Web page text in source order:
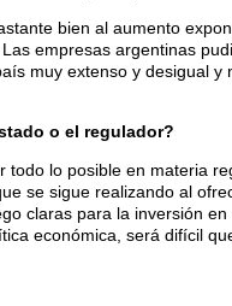
bien al aumento
empresas argentinas
muy extenso y desigual
o el regulador?
lo posible en materia
se sigue realizando al
claras para la inversión
económica, será difícil